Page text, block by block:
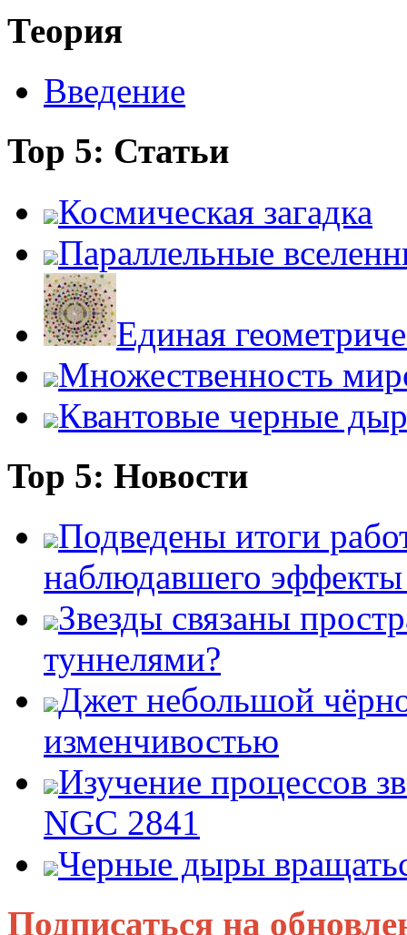
Теория
Введение
Top 5: Статьи
Космическая загадка
Параллельные
Единая
Множественность
Квантовые черные
Top 5: Новости
Подведены итоги
наблюдавшего
Звезды связаны
туннелями?
Джет небольшой
изменчивостью
Изучение процессов
NGC 2841
Черные дыры
Подписаться на